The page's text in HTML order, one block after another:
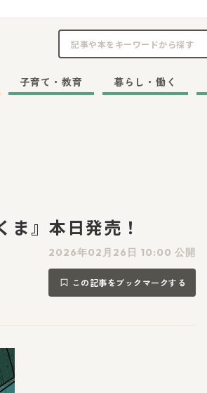
子育て・教育 暮らし・働く
』本日発売！
2026年02月26日 10:00 公開
この記事をブックマークする